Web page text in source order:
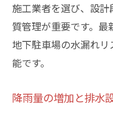
施工業者を選び、設
質管理が重要です。最
地下駐車場の水漏れ
能です。
降雨量の増加と排水